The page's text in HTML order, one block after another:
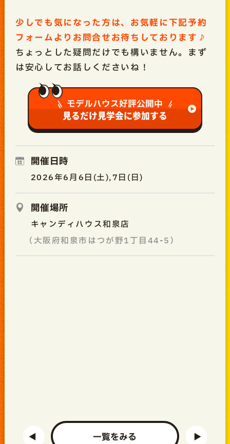
少しでも気になった方は、お気軽に下記予約
フォームよりお問合せお待ちしております♪
ちょっとした疑問だけでも構いません。まず
は安心してお話しくださいね！
モデルハウス好評公開中
見るだけ見学会に参加する
開催日時
2026年6月6日(土),7日(日)
開催場所
キャンディハウス和泉店
（大阪府和泉市はつが野1丁目44-5）
一覧をみる